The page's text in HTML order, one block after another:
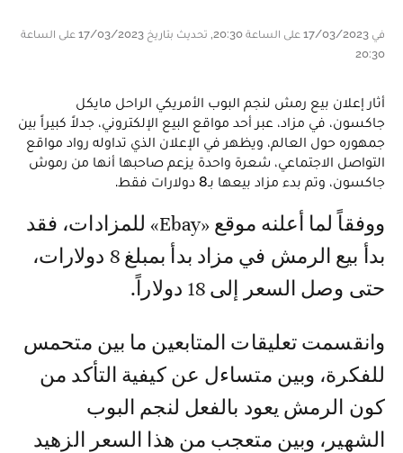
في 17/03/2023 على الساعة 20:30, تحديث بتاريخ 17/03/2023 على الساعة
20:30
أثار إعلان بيع رمش لنجم البوب الأمريكي الراحل مايكل
جاكسون، في مزاد، عبر أحد مواقع البيع الإلكتروني، جدلاً كبيراً بين
جمهوره حول العالم، ويظهر في الإعلان الذي تداوله رواد مواقع
التواصل الاجتماعي، شعرة واحدة يزعم صاحبها أنها من رموش
جاكسون، وتم بدء مزاد بيعها بـ8 دولارات فقط.
ووفقاً لما أعلنه موقع «Ebay» للمزادات، فقد
بدأ بيع الرمش في مزاد بدأ بمبلغ 8 دولارات،
حتى وصل السعر إلى 18 دولاراً.
وانقسمت تعليقات المتابعين ما بين متحمس
للفكرة، وبين متساءل عن كيفية التأكد من
كون الرمش يعود بالفعل لنجم البوب
الشهير، وبين متعجب من هذا السعر الزهيد